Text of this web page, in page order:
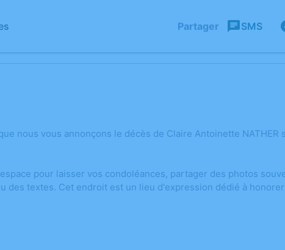
Partager SMS
nous vous annonçons le décès de Claire Antoinette
pour laisser vos condoléances, partager des photos
des textes. Cet endroit est un lieu d'expression dédié à